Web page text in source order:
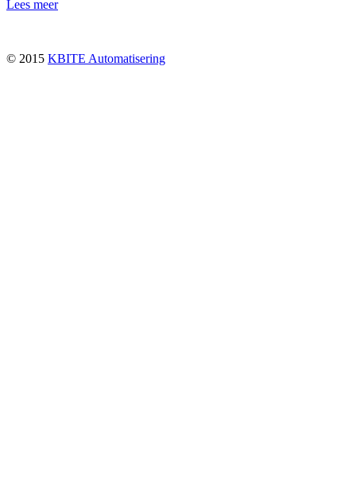
Lees meer
© 2015 KBITE Automatisering